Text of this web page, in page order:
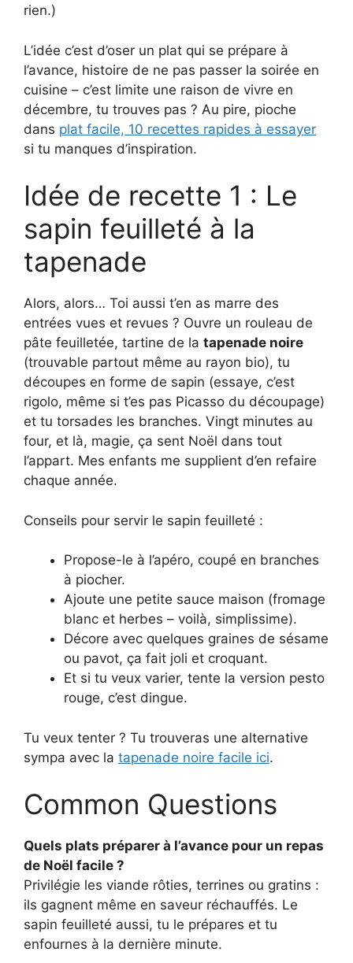
rien.)
L’idée c’est d’oser un plat qui se prépare à
l’avance, histoire de ne pas passer la soirée en
cuisine – c’est limite une raison de vivre en
décembre, tu trouves pas ? Au pire, pioche
dans plat facile, 10 recettes rapides à essayer
si tu manques d’inspiration.
Idée de recette 1 : Le
sapin feuilleté à la
tapenade
Alors, alors… Toi aussi t’en as marre des
entrées vues et revues ? Ouvre un rouleau de
pâte feuilletée, tartine de la tapenade noire
(trouvable partout même au rayon bio), tu
découpes en forme de sapin (essaye, c’est
rigolo, même si t’es pas Picasso du découpage)
et tu torsades les branches. Vingt minutes au
four, et là, magie, ça sent Noël dans tout
l’appart. Mes enfants me supplient d’en refaire
chaque année.
Conseils pour servir le sapin feuilleté :
Propose-le à l’apéro, coupé en branches
à piocher.
Ajoute une petite sauce maison (fromage
blanc et herbes – voilà, simplissime).
Décore avec quelques graines de sésame
ou pavot, ça fait joli et croquant.
Et si tu veux varier, tente la version pesto
rouge, c’est dingue.
Tu veux tenter ? Tu trouveras une alternative
sympa avec la tapenade noire facile ici.
Common Questions
Quels plats préparer à l’avance pour un repas
de Noël facile ?
Privilégie les viande rôties, terrines ou gratins :
ils gagnent même en saveur réchauffés. Le
sapin feuilleté aussi, tu le prépares et tu
enfournes à la dernière minute.